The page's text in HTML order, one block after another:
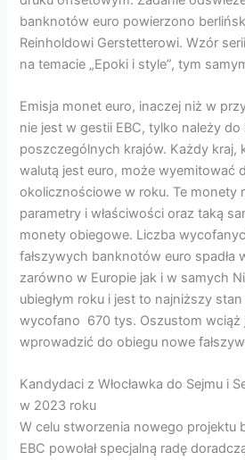
banknotów euro powierzono
Reinholdowi Gerstetterowi. Wzór
na temacie „Epoki i style”, tym
Emisja monet euro, inaczej niż w
nie jest w gestii EBC, tylko należy
poszczególnych krajów. Każdy kraj,
walutą jest euro, może wyemitować
okolicznościowe w roku. Te monety
parametry i właściwości oraz taką
monety obiegowe. Liczba
fałszywych banknotów euro spadła
zarówno w Europie jak i w samych
ubiegłym roku i jest to najniższy
wycofano 670 tys. Oszustom wciąż
wprowadzić do obiegu nowe
Kandydaci z Włocławka do Sejmu i
w 2023 roku
W celu stworzenia nowego projektu
EBC powołał specjalną radę